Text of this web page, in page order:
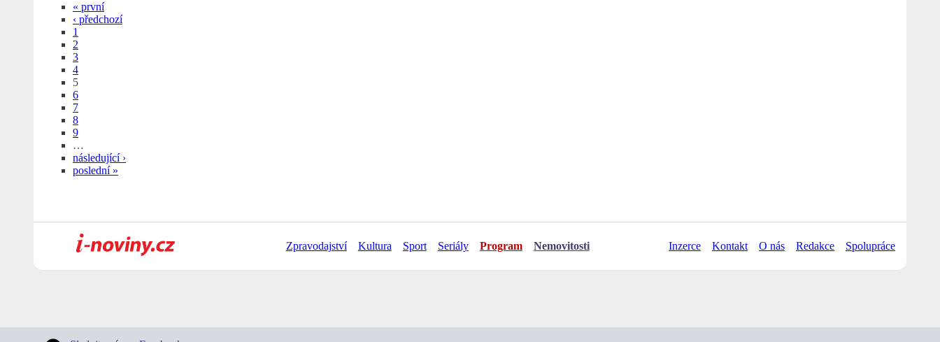
« první
‹ předchozí
1
2
3
4
5
6
7
8
9
…
následující ›
poslední »
Zpravodajství Kultura Sport Seriály Program Nemovitosti Inzerce Kontakt O nás Redakce Spolupráce